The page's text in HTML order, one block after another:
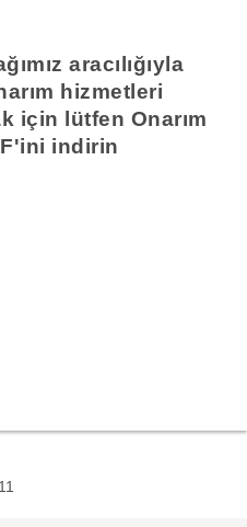
aracılığıyla
hizmetleri
için lütfen Onarım
indirin